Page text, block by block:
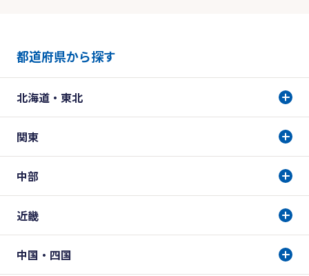
都道府県から探す
北海道・東北
関東
中部
近畿
中国・四国